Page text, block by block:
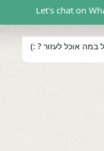
Let's chat on
במה אוכל לעזור ? :)